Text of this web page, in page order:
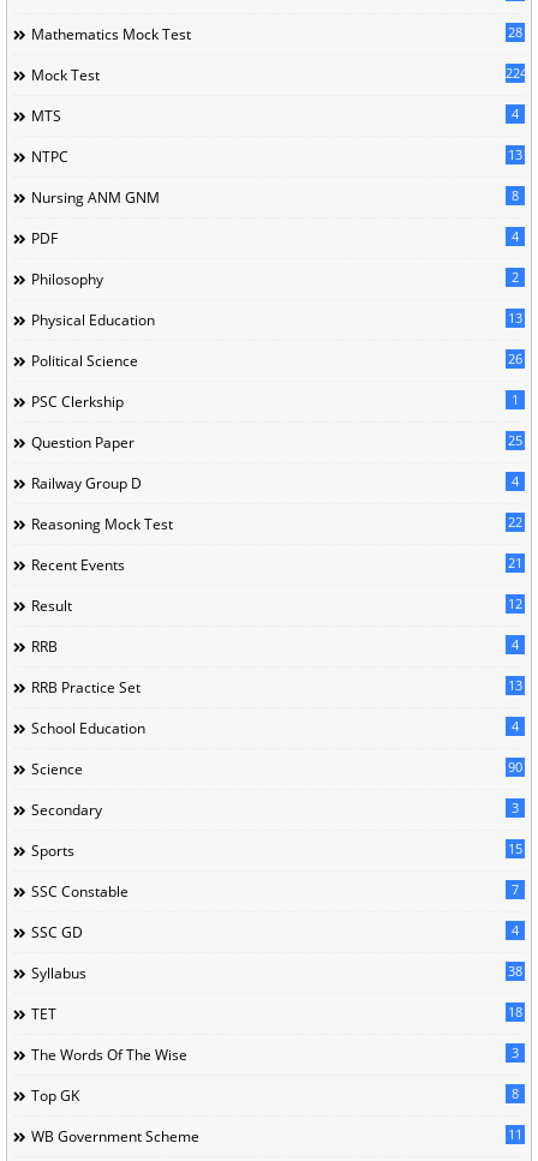
Mathematics Mock Test
28
Mock Test 224
MTS 4
NTPC 13
Nursing ANM GNM 8
PDF 4
Philosophy 2
Physical Education 13
Political Science 26
PSC Clerkship 1
Question Paper 25
Railway Group D 4
Reasoning Mock Test 22
Recent Events 21
Result 12
RRB 4
RRB Practice Set 13
School Education 4
Science 90
Secondary 3
Sports 15
SSC Constable 7
SSC GD 4
Syllabus 38
TET 18
The Words Of The Wise 3
Top GK 8
WB Government Scheme 11